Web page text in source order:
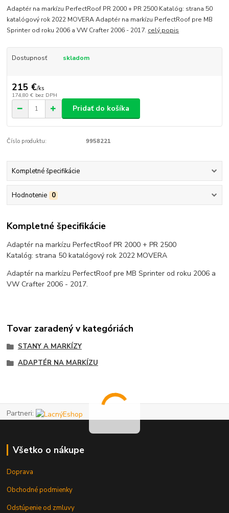
Adaptér na markízu PerfectRoof PR 2000 + PR 2500 Katalóg: strana 50
katalógový rok 2022 MOVERA Adaptér na markízu PerfectRoof pre MB
Sprinter od roku 2006 a VW Crafter 2006 - 2017. celý popis
Dostupnosť skladom
215 €/ks
174,80 € bez DPH
Pridať do košíka
Číslo produktu: 9958221
Kompletné špecifikácie
Hodnotenie 0
Kompletné špecifikácie
Adaptér na markízu PerfectRoof PR 2000 + PR 2500
Katalóg: strana 50 katalógový rok 2022 MOVERA
Adaptér na markízu PerfectRoof pre MB Sprinter od roku 2006 a
VW Crafter 2006 - 2017.
Tovar zaradený v kategóriách
STANY A MARKÍZY
ADAPTÉR NA MARKÍZU
Partneri:
Všetko o nákupe
Doprava
Obchodné podmienky
Odstúpenie od zmluvy